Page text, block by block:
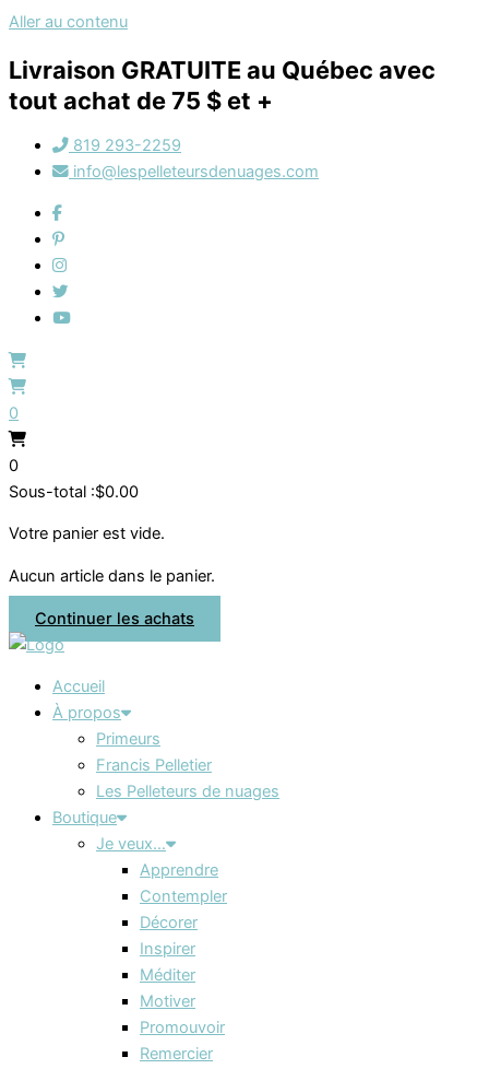
Aller au contenu
Livraison GRATUITE au Québec avec
tout achat de 75 $ et +
819 293-2259
info@lespelleteursdenuages.com
0
0
Sous-total :$0.00
Votre panier est vide.
Aucun article dans le panier.
Continuer les achats
Accueil
À propos
Primeurs
Francis Pelletier
Les Pelleteurs de nuages
Boutique
Je veux…
Apprendre
Contempler
Décorer
Inspirer
Méditer
Motiver
Promouvoir
Remercier